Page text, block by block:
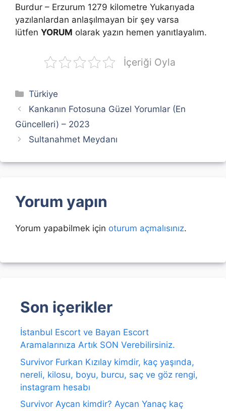
Burdur – Erzurum 1279 kilometre Yukarıyada
yazılanlardan anlaşılmayan bir şey varsa
lütfen YORUM olarak yazın hemen yanıtlayalım.
İçeriği Oyla
Kategoriler
Türkiye
Kankanın Fotosuna Güzel Yorumlar (En
Güncelleri) – 2023
Sultanahmet Meydanı
Yorum yapın
Yorum yapabilmek için oturum açmalısınız.
Son içerikler
İstanbul Escort ve Bayan Escort
Aramalarınıza Artık SON Verebilirsiniz.
Survivor Furkan Kızılay kimdir, kaç yaşında,
nereli, kilosu, boyu, burcu, saç ve göz rengi,
instagram hesabı
Survivor Aycan kimdir? Aycan Yanaç kaç